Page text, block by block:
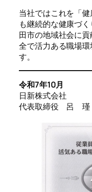
当社ではこれを「
も継続的な健康づ
田市の地域社会に
全で活力ある職場
す。
令和7年10月
日新株式会社
代表取締役 呂 瑾